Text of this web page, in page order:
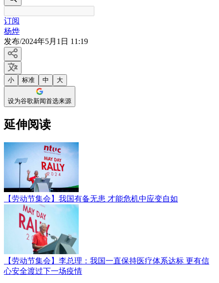
订阅
杨烨
发布/2024年5月1日 11:19
小 标准 中 大
设为谷歌新闻首选来源
延伸阅读
【劳动节集会】我国有备无患 才能危机中应变自如
【劳动节集会】李总理：我国一直保持医疗体系达标 更有信
心安全渡过下一场疫情